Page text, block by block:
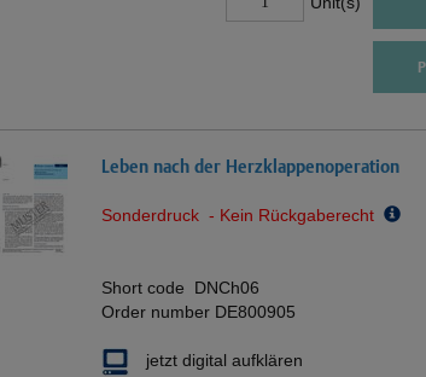
Leben nach der Herzklappenoperation
Sonderdruck - Kein Rückgaberecht
Short code DNCh06
Order number DE800905
jetzt digital aufklären